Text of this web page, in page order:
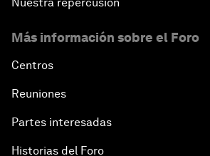
Más información sobre el Foro
Centros
Reuniones
Partes interesadas
Historias del Foro